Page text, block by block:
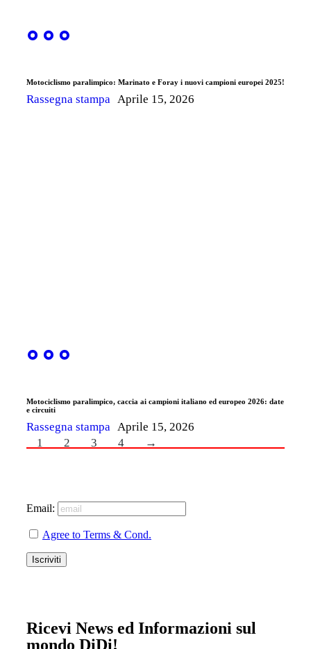
Motociclismo paralimpico: Marinato e Foray i nuovi campioni europei 2025!
Rassegna stampa Aprile 15, 2026
Motociclismo paralimpico, caccia ai campioni italiano ed europeo 2026: date
e circuiti
Rassegna stampa Aprile 15, 2026
1
2 3 4 →
Ricevi News ed Informazioni sul
mondo DiDi!
Email:
Agree to Terms & Cond.